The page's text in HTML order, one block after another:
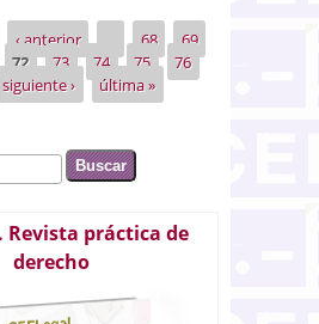
práctica elusoria de
al actuar de común
con el cliente
‹ anterior 68
69
72 73 74 75
76
siguiente › última »
de búsqueda
Revista práctica de
derecho